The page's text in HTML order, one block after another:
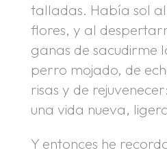
talladas. Había sol
flores, y al
ganas de sacudirme
perro mojado, de
risas y de
una vida nueva,
Y entonces he